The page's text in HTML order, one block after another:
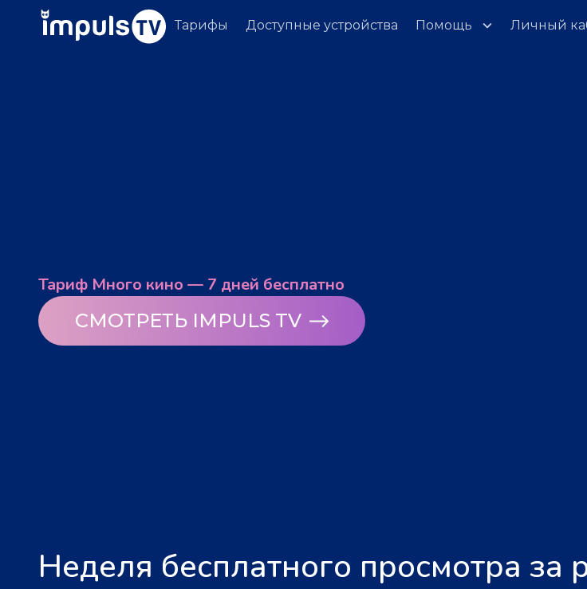
Тарифы Доступные устройства Помощь Личный
Тариф Много кино — 7 дней бесплатно
СМОТРЕТЬ IMPULS TV
Неделя бесплатного просмотра за